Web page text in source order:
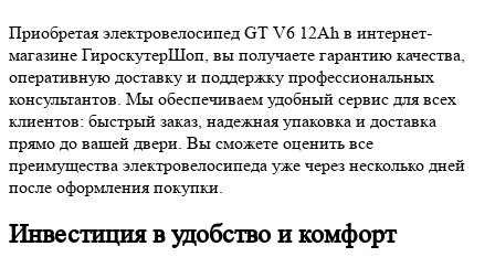
Приобретая электровелосипед GT V6 12Ah в интернет-
магазине ГироскутерШоп, вы получаете гарантию качества,
оперативную доставку и поддержку профессиональных
консультантов. Мы обеспечиваем удобный сервис для всех
клиентов: быстрый заказ, надежная упаковка и доставка
прямо до вашей двери. Вы сможете оценить все
преимущества электровелосипеда уже через несколько дней
после оформления покупки.
Инвестиция в удобство и комфорт